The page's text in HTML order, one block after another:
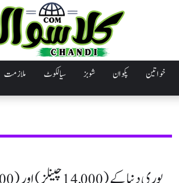
خواتین پکوان شوبز سیالکوٹ ملازمت